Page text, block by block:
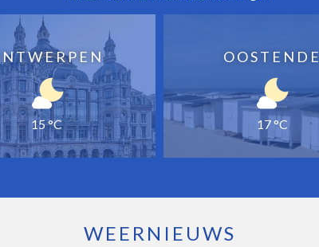
15 °C
OOSTENDE
17 °C
WEERNIEUWS